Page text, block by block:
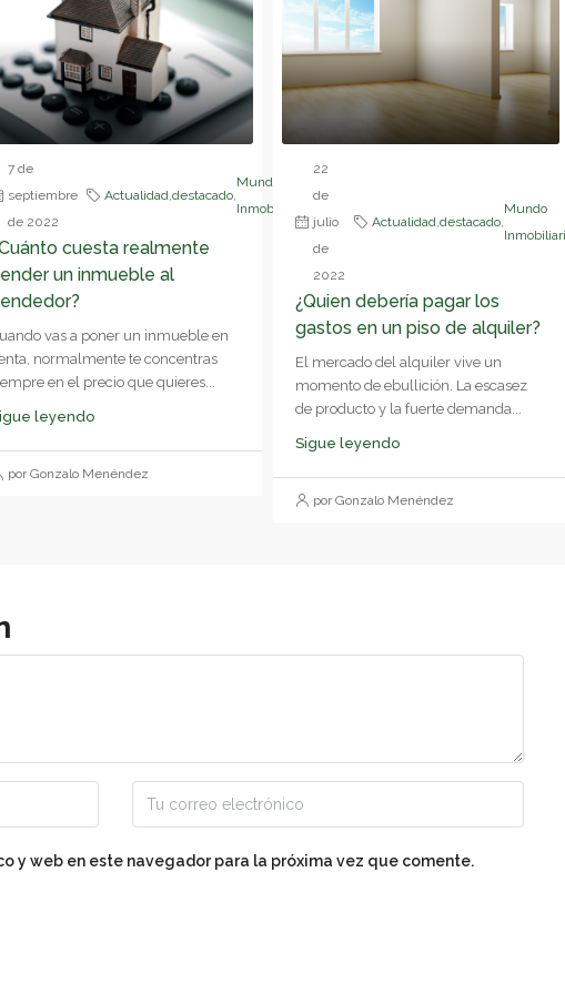
7 de
septiembre
de 2022
Actualidad,destacado,
Mundo
Inmobiliario
cuesta realmente
un inmueble al
vas a poner un inmueble en
normalmente te concentras
en el precio que quieres...
leyendo
por Gonzalo Menéndez
22
de
julio
de
2022
Actualidad,destacado,
Mundo
¿Quien debería pagar los
gastos en un piso de alquiler?
El mercado del alquiler vive un
momento de ebullición. La escasez
de producto y la fuerte demanda...
Sigue leyendo
por Gonzalo Menéndez
y web en este navegador para la próxima vez que comente.